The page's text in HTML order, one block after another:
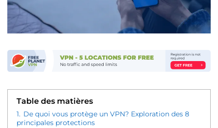
Table des matières
1. De quoi vous protège un VPN? Exploration des 8
principales protections